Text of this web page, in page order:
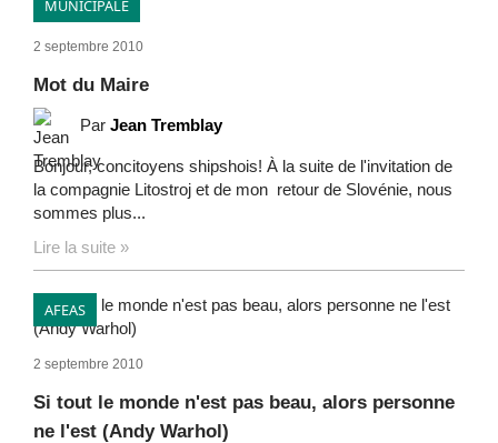
MUNICIPALE
2 septembre 2010
Mot du Maire
Par Jean Tremblay
Bonjour, concitoyens shipshois! À la suite de l'invitation de
la compagnie Litostroj et de mon retour de Slovénie, nous
sommes plus...
Lire la suite »
AFEAS
2 septembre 2010
Si tout le monde n'est pas beau, alors personne
ne l'est (Andy Warhol)